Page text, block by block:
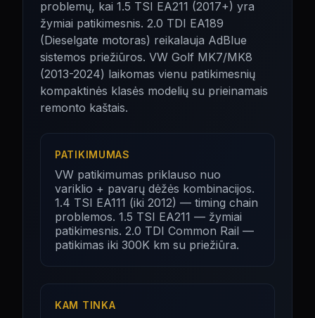
problemų, kai 1.5 TSI EA211 (2017+) yra
žymiai patikimesnis. 2.0 TDI EA189
(Dieselgate motoras) reikalauja AdBlue
sistemos priežiūros. VW Golf MK7/MK8
(2013-2024) laikomas vienu patikimesnių
kompaktinės klasės modelių su prieinamais
remonto kaštais.
PATIKIMUMAS
VW patikimumas priklauso nuo
variklio + pavarų dėžės kombinacijos.
1.4 TSI EA111 (iki 2012) — timing chain
problemos. 1.5 TSI EA211 — žymiai
patikimesnis. 2.0 TDI Common Rail —
patikimas iki 300K km su priežiūra.
KAM TINKA